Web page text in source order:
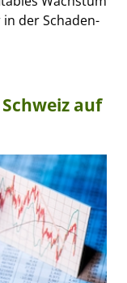
der Schaden-
auf